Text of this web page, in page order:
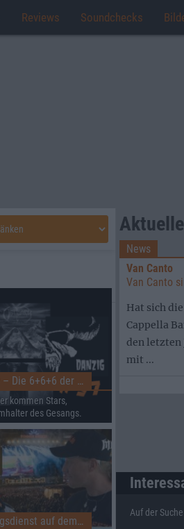
Reviews Soundchecks
News
Van Canto
Van Canto
Hat sich
Cappella
den letzten
mit ...
Auf der
Black Listed Friday – Die 6+6+6 der Woche
kommen Stars,
des Gesangs.
Backstage | Rettungsdienst auf dem Summer Breeze